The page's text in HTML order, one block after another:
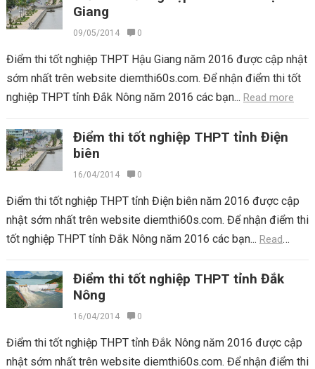
Giang
09/05/2014 0
Điểm thi tốt nghiệp THPT Hậu Giang năm 2016 được cập nhật
sớm nhất trên website diemthi60s.com. Để nhận điểm thi tốt
nghiệp THPT tỉnh Đắk Nông năm 2016 các bạn... Read more
Điểm thi tốt nghiệp THPT tỉnh Điện
biên
16/04/2014 0
Điểm thi tốt nghiệp THPT tỉnh Điện biên năm 2016 được cập
nhật sớm nhất trên website diemthi60s.com. Để nhận điểm thi
tốt nghiệp THPT tỉnh Đắk Nông năm 2016 các bạn... Read
Điểm thi tốt nghiệp THPT tỉnh Đắk
Nông
16/04/2014 0
Điểm thi tốt nghiệp THPT tỉnh Đắk Nông năm 2016 được cập
nhật sớm nhất trên website diemthi60s.com. Để nhận điểm thi